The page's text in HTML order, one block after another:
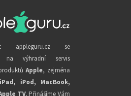
appleguru.cz se
na výhradní servis
Apple, zejména
iPod, MacBook,
TV. Přinášíme Vám